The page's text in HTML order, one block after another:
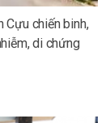
Cựu chiến binh,
di chứng